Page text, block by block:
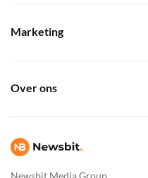
Newsbit Media Group
Marketing
Over ons